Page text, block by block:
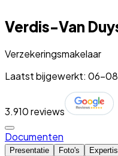
Verdis-Van
Verzekeringsmakelaar
Laatst bijgewerkt: 06-
3.910 reviews
Documenten
Presentatie Foto's